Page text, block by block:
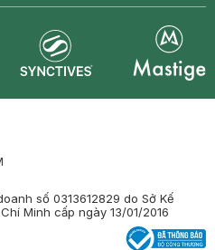
số 0313612829 do Sở Kế
Minh cấp ngày 13/01/2016